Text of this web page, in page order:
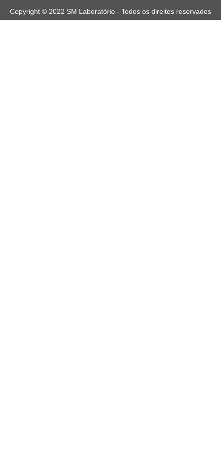
Copyright © 2022 SM Laboratório - Todos os direitos reservados